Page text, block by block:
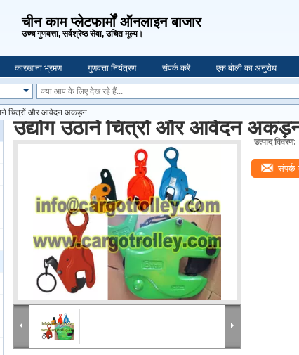
चीन काम प्लेटफार्मों ऑनलाइन बाजार
उच्च गुणवत्ता, सर्वश्रेष्ठ सेवा, उचित मूल्य।
कारखाना भ्रमण गुणवत्ता नियंत्रण संपर्क करें एक बोली का अनुरोध
चित्रों और आवेदन अकड़न
उद्योग उठाने चित्रों और आवेदन
उत्पाद विवरण: